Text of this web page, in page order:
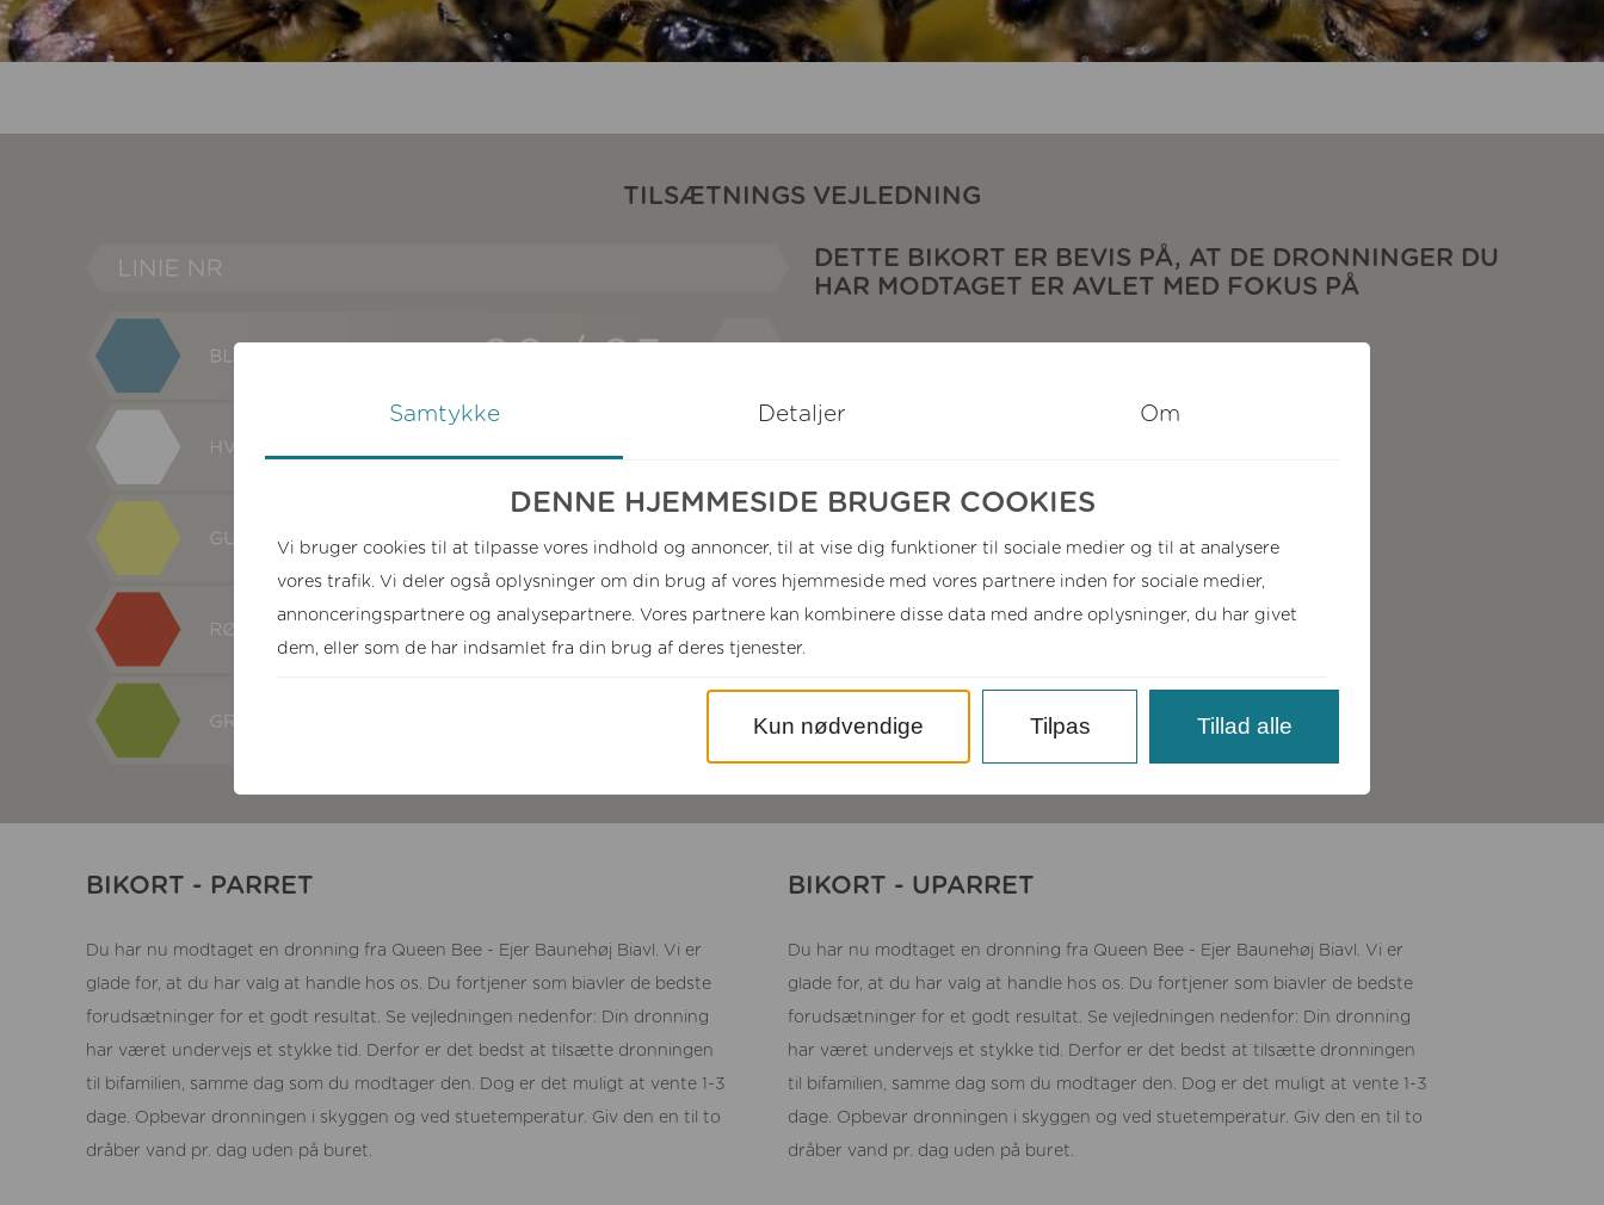
TILSÆTNINGS VEJLEDNING
DETTE BIKORT ER BEVIS PÅ, AT DE DRONNINGER DU
HAR MODTAGET ER AVLET MED FOKUS PÅ
Fredelighed
Tavlefasthed
BIKORT - PARRET
Du har nu modtaget en dronning fra Queen Bee - Ejer Baunehøj Biavl. Vi er
glade for, at du har valg at handle hos os. Du fortjener som biavler de bedste
forudsætninger for et godt resultat. Se vejledningen nedenfor: Din dronning
har været undervejs et stykke tid. Derfor er det bedst at tilsætte dronningen
til bifamilien, samme dag som du modtager den. Dog er det muligt at vente 1-3
dage. Opbevar dronningen i skyggen og ved stuetemperatur. Giv den en til to
dråber vand pr. dag uden på buret.
BIKORT - UPARRET
Du har nu modtaget en dronning fra Queen Bee - Ejer Baunehøj Biavl. Vi er
glade for, at du har valg at handle hos os. Du fortjener som biavler de bedste
forudsætninger for et godt resultat. Se vejledningen nedenfor: Din dronning
har været undervejs et stykke tid. Derfor er det bedst at tilsætte dronningen
til bifamilien, samme dag som du modtager den. Dog er det muligt at vente 1-3
dage. Opbevar dronningen i skyggen og ved stuetemperatur. Giv den en til to
dråber vand pr. dag uden på buret.
Samtykke Detaljer Om
DENNE HJEMMESIDE BRUGER COOKIES
Vi bruger cookies til at tilpasse vores indhold og annoncer, til at vise dig funktioner til sociale medier og til at analysere
vores trafik. Vi deler også oplysninger om din brug af vores hjemmeside med vores partnere inden for sociale medier,
annonceringspartnere og analysepartnere. Vores partnere kan kombinere disse data med andre oplysninger, du har givet
dem, eller som de har indsamlet fra din brug af deres tjenester.
Kun nødvendige Tilpas Tillad alle